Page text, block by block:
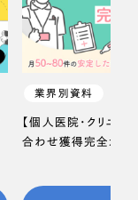
業界別資料
【個人医院・クリニッ
合わせ獲得完全ガイ